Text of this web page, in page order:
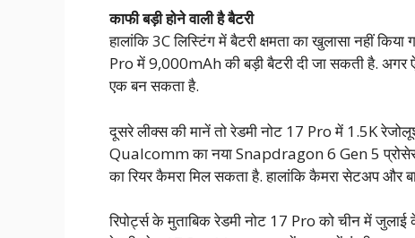
काफी बड़ी होने वाली है बैटरी
हालांकि 3C लिस्टिंग में बैटरी क्षमता का खुलासा नहीं
Pro में 9,000mAh की बड़ी बैटरी दी जा सकती है. अगर
एक बन सकता है.
दूसरे लीक्स की मानें तो रेडमी नोट 17 Pro में 1.5K
Qualcomm का नया Snapdragon 6 Gen 5 प्रोसेसर
का रियर कैमरा मिल सकता है. हालांकि कैमरा सेटअप और
रिपोर्ट्स के मुताबिक रेडमी नोट 17 Pro को चीन में